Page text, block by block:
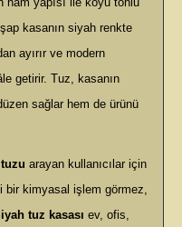
kasanın siyah renkte
ayırır ve modern
getirir. Tuz, kasanın
sağlar hem de ürünü
arayan kullanıcılar için
kimyasal işlem görmez,
tuz kasası ev, ofis,